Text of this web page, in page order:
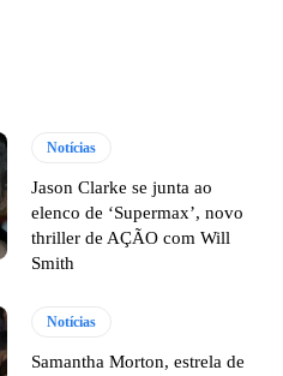
Notícias
Jason Clarke se junta ao
elenco de ‘Supermax’, novo
thriller de AÇÃO com Will
Smith
Notícias
Samantha Morton, estrela de